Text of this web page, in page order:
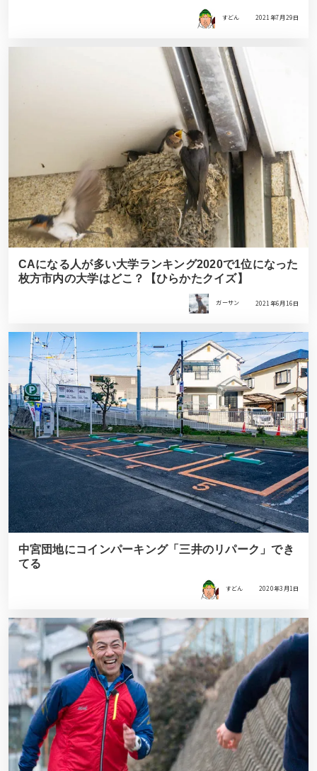
すどん 2021年7月29日
CAになる人が多い大学ランキング2020で1位になった
枚方市内の大学はどこ？【ひらかたクイズ】
ガーサン 2021年6月16日
中宮団地にコインパーキング「三井のリパーク」でき
てる
すどん 2020年3月1日